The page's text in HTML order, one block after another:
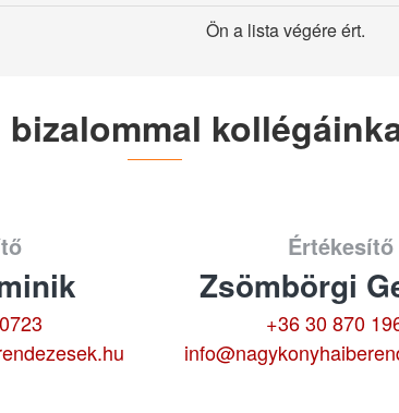
Ön a lista végére ért.
bizalommal
Értékesítő
Zsömbörgi
+36 30 870